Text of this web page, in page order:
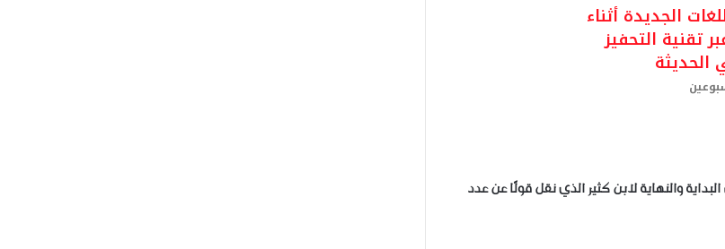
الجديدة أثناء
تقنية التحفيز
الحديثة
والنهاية لابن كثير الذي نقل قولًا عن عدد